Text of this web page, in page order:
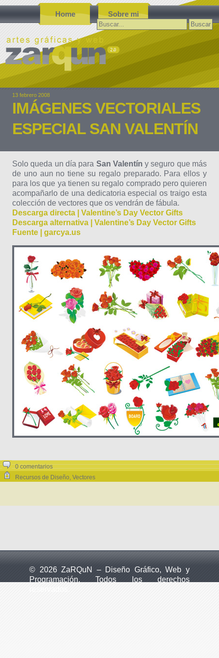
Home Sobre mi
Buscar:
13 febrero 2008
IMÁGENES VECTORIALES
ESPECIAL SAN VALENTÍN
Solo queda un día para San Valentín y seguro que más
de uno aun no tiene su regalo preparado. Para ellos y
para los que ya tienen su regalo comprado pero quieren
acompañarlo de una dedicatoria especial os traigo esta
colección de vectores que os vendrán de fábula.
Descarga directa | Valentine’s Day Vector Gifts
Descarga alternativa | Valentine’s Day Vector Gifts
Fuente | garcya.us
0 comentarios
Recursos de Diseño, Vectores
© 2026 ZaRQuN – Diseño Gráfico, Web y
Programación. Todos los derechos